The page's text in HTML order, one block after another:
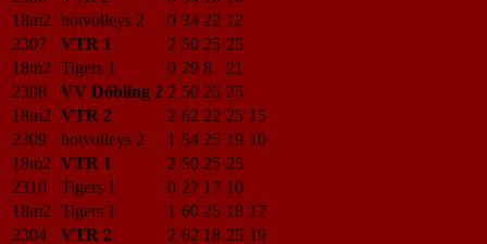
18m2 hotvolleys 2 0 34 22 12
2307
VTR 1 2 50 25 25
18m2 Tigers 1 0 29 8
21
2308
VV Döbling 2 2 50 25 25
18m2 VTR 2 2 62 22 25 15
2309
hotvolleys 2 1 54 25 19 10
18m2 VTR 1 2 50 25 25
2310
Tigers 1 0 27 17 10
18m2 Tigers 1 1 60 25 18 17
2304
VTR 2 2 62 18 25 19